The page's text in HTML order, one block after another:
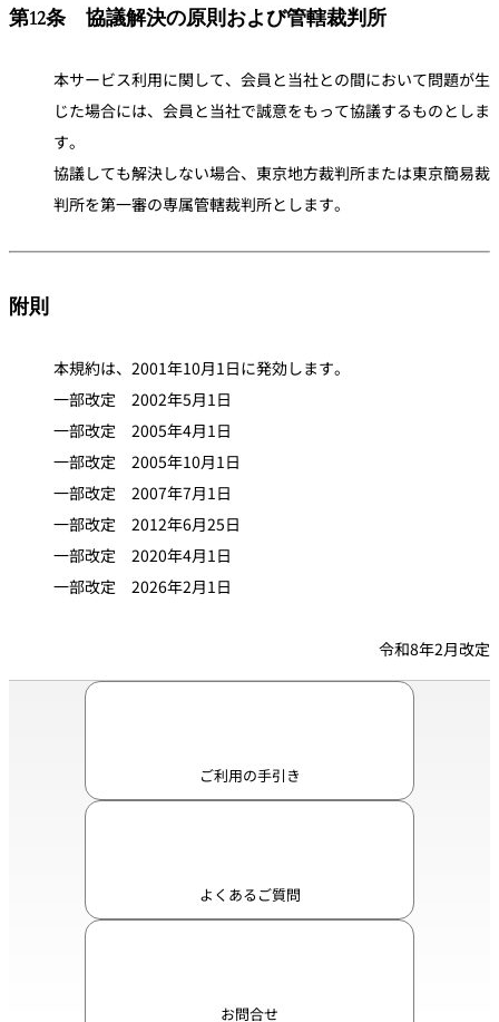
第12条 協議解決の原則および管轄裁判所
本サービス利用に関して、会員と当社との間において問題が生
じた場合には、会員と当社で誠意をもって協議するものとしま
す。
協議しても解決しない場合、東京地方裁判所または東京簡易裁
判所を第一審の専属管轄裁判所とします。
附則
本規約は、2001年10月1日に発効します。
一部改定 2002年5月1日
一部改定 2005年4月1日
一部改定 2005年10月1日
一部改定 2007年7月1日
一部改定 2012年6月25日
一部改定 2020年4月1日
一部改定 2026年2月1日
令和8年2月改定
ご利用の手引き
よくあるご質問
お問合せ